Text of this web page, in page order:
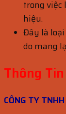
trong việc
hiệu.
Đây là
do mang
Thông
CÔNG TY